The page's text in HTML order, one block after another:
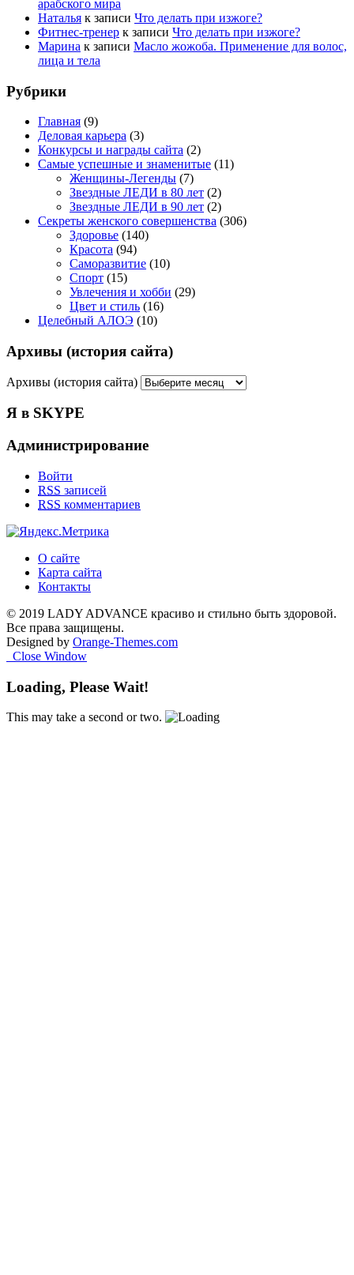
арабского мира
Наталья к записи Что делать при изжоге?
Фитнес-тренер к записи Что делать при изжоге?
Марина к записи Масло жожоба. Применение для волос,
лица и тела
Рубрики
Главная (9)
Деловая карьера (3)
Конкурсы и награды сайта (2)
Самые успешные и знаменитые (11)
Женщины-Легенды (7)
Звездные ЛЕДИ в 80 лет (2)
Звездные ЛЕДИ в 90 лет (2)
Секреты женского совершенства (306)
Здоровье (140)
Красота (94)
Саморазвитие (10)
Спорт (15)
Увлечения и хобби (29)
Цвет и стиль (16)
Целебный АЛОЭ (10)
Архивы (история сайта)
Архивы (история сайта)
Я в SKYPE
Администрирование
Войти
RSS записей
RSS комментариев
О сайте
Карта сайта
Контакты
© 2019 LADY ADVANCE красиво и стильно быть здоровой.
Все права защищены.
Designed by Orange-Themes.com
Close Window
Loading, Please Wait!
This may take a second or two.